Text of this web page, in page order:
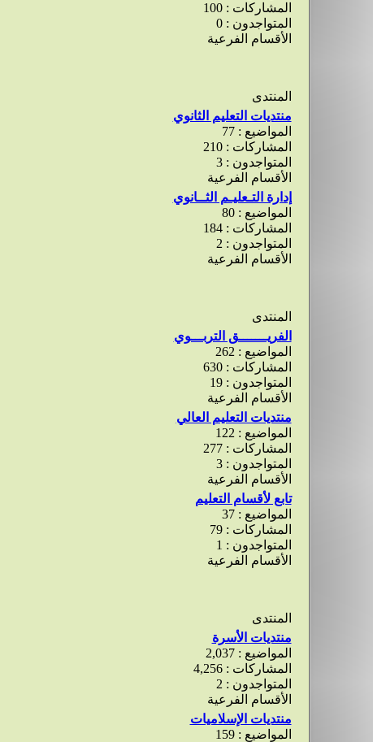
المشاركات : 100
المتواجدون : 0
الأقسام الفرعية
المنتدى
منتديات التعليم الثانوي
المواضيع : 77
المشاركات : 210
المتواجدون : 3
الأقسام الفرعية
إدارة التـعليـم الثــانوي
المواضيع : 80
المشاركات : 184
المتواجدون : 2
الأقسام الفرعية
المنتدى
الفريـــــــق التربـــوي
المواضيع : 262
المشاركات : 630
المتواجدون : 19
الأقسام الفرعية
منتديات التعليم العالي
المواضيع : 122
المشاركات : 277
المتواجدون : 3
الأقسام الفرعية
تابع لأقسام التعليم
المواضيع : 37
المشاركات : 79
المتواجدون : 1
الأقسام الفرعية
المنتدى
منتديات الأسرة
المواضيع : 2,037
المشاركات : 4,256
المتواجدون : 2
الأقسام الفرعية
منتديات الإسلاميات
المواضيع : 159